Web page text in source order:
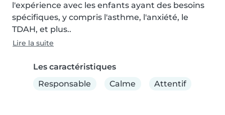
l'expérience avec les enfants ayant des besoins
spécifiques, y compris l'asthme, l'anxiété, le
TDAH, et plus..
Lire la suite
Les caractéristiques
Responsable
Calme Attentif